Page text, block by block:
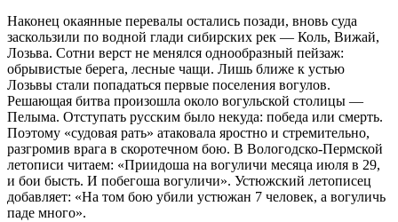
Наконец окаянные перевалы остались позади, вновь суда
заскользили по водной глади сибирских рек — Коль, Вижай,
Лозьва. Сотни верст не менялся однообразный пейзаж:
обрывистые берега, лесные чащи. Лишь ближе к устью
Лозьвы стали попадаться первые поселения вогулов.
Решающая битва произошла около вогульской столицы —
Пелыма. Отступать русским было некуда: победа или смерть.
Поэтому «судовая рать» атаковала яростно и стремительно,
разгромив врага в скоротечном бою. В Вологодско-Пермской
летописи читаем: «Приидоша на вогуличи месяца июля в 29,
и бои бысть. И побегоша вогуличи». Устюжский летописец
добавляет: «На том бою убили устюжан 7 человек, а вогуличь
паде много».